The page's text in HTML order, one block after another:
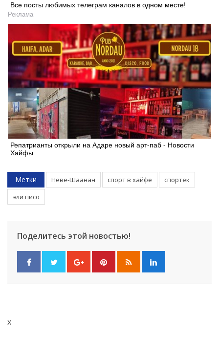
Все посты любимых телеграм каналов в одном месте!
Реклама
Репатрианты открыли на Адаре новый арт-паб - Новости
Хайфы
Метки Неве-Шаанан спорт в хайфе
спортек
эли писо
Поделитесь этой новостью!
x